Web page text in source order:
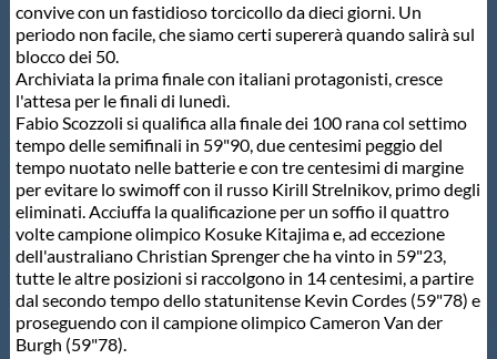
Mappa del sito
convive con un fastidioso torcicollo da dieci giorni. Un
periodo non facile, che siamo certi supererà quando salirà sul
blocco dei 50.
Archiviata la prima finale con italiani protagonisti, cresce
l'attesa per le finali di lunedì.
Fabio Scozzoli si qualifica alla finale dei 100 rana col settimo
tempo delle semifinali in 59"90, due centesimi peggio del
tempo nuotato nelle batterie e con tre centesimi di margine
per evitare lo swimoff con il russo Kirill Strelnikov, primo degli
eliminati. Acciuffa la qualificazione per un soffio il quattro
volte campione olimpico Kosuke Kitajima e, ad eccezione
dell'australiano Christian Sprenger che ha vinto in 59"23,
tutte le altre posizioni si raccolgono in 14 centesimi, a partire
dal secondo tempo dello statunitense Kevin Cordes (59"78) e
proseguendo con il campione olimpico Cameron Van der
Burgh (59"78).